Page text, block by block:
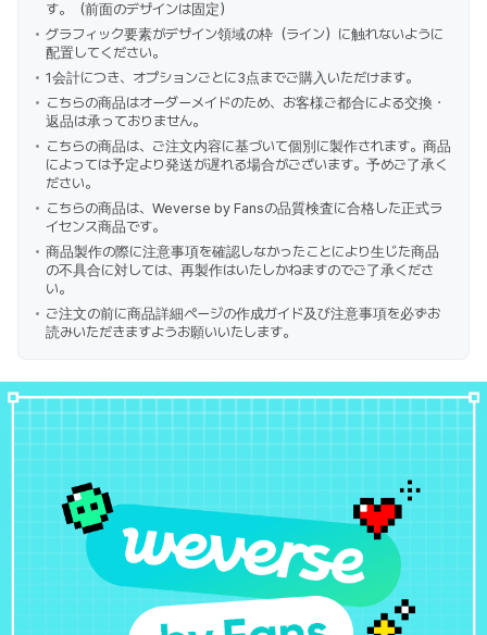
す。（前面のデザインは固定）
グラフィック要素がデザイン領域の枠（ライン）に触れないように
配置してください。
1会計につき、オプションごとに3点までご購入いただけます。
こちらの商品はオーダーメイドのため、お客様ご都合による交換・
返品は承っておりません。
こちらの商品は、ご注文内容に基づいて個別に製作されます。商品
によっては予定より発送が遅れる場合がございます。予めご了承く
ださい。
こちらの商品は、Weverse by Fansの品質検査に合格した正式ラ
イセンス商品です。
商品製作の際に注意事項を確認しなかったことにより生じた商品
の不具合に対しては、再製作はいたしかねますのでご了承くださ
い。
ご注文の前に商品詳細ページの作成ガイド及び注意事項を必ずお
読みいただきますようお願いいたします。